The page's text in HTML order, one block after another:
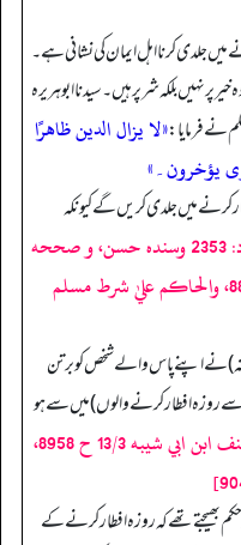
جلدی کرنا اہل ایمان کی نشانی ہے۔
نہیں بلکہ شر پر ہیں۔ سیدنا ابوہریرہ
نے فرمایا:«لا یزال الدین ظاھرًا
یؤخرون۔»
میں جلدی کریں گے کیونکہ
[سنن ابي داود: 2353 وسنده حسن، و صححه
ابن خزيمه: 2060، وابن حبان، الموارد: 889، والحاكم عليٰ شرط مسلم
نے اپنے پاس والے شخص کو برتن
روزہ افطار کرنے والوں) میں سے ہو
[مصنف ابن ابي شيبه 13/3 ح 8958،
بھیجتے تھے کہ روزہ افطار کرنے کے